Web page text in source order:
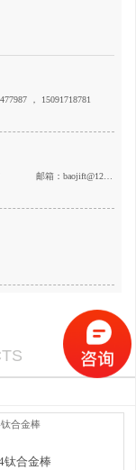
， 15091718781
邮箱：baojift@126.com
钛合金棒